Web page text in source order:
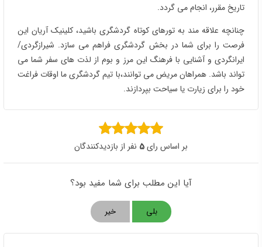
تاریخ مقرر، انجام می گردد.
چنانچه علاقه مند به تورهای کوتاه گردشگری باشید، کلینیک آریان این
فرصت را برای شما در بخش گردشگری فراهم می سازد. شیرازگردی/
ایرانگردی و آشنایی با فرهنگ این مرز و بوم از لذت های سفر شما می
تواند باشد. همراهان مریض می توانند،با تیم گردشگری ما اوقات فراغت
خود را برای زیارت یا سیاحت بپردازند.
بر اساس رای5 نفر از بازدیدکنندگان
آیا این مطلب برای شما مفید بود؟
بلی خیر